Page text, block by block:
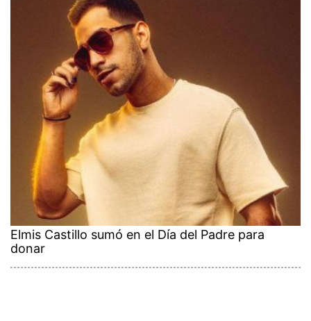
Elmis Castillo sumó en el Día del Padre para
donar